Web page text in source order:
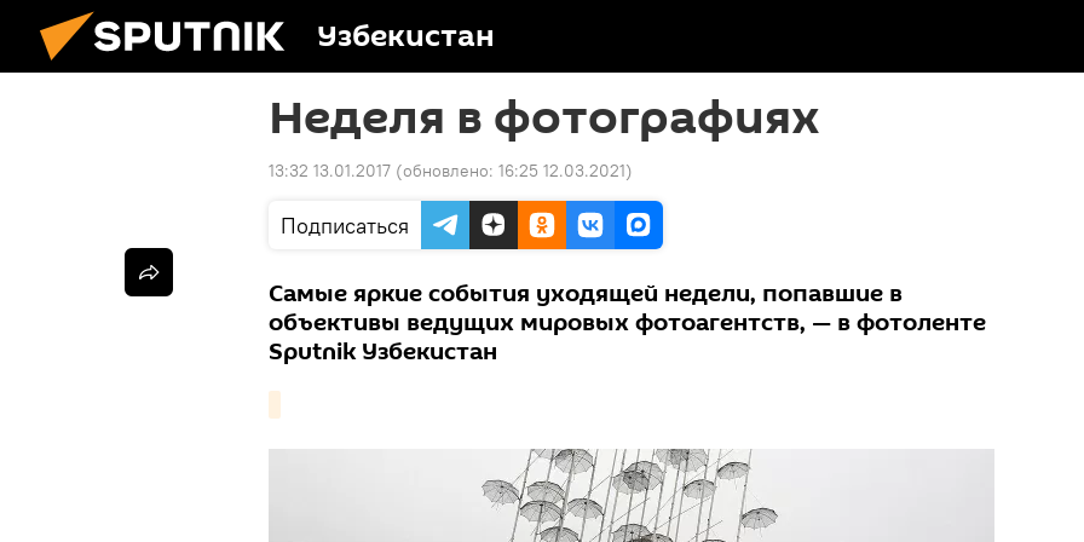
Узбекистан
Неделя в фотографиях
13:32 13.01.2017 (обновлено: 16:25 12.03.2021)
Подписаться
Самые яркие события уходящей недели, попавшие в
объективы ведущих мировых фотоагентств, — в фотоленте
Sputnik Узбекистан